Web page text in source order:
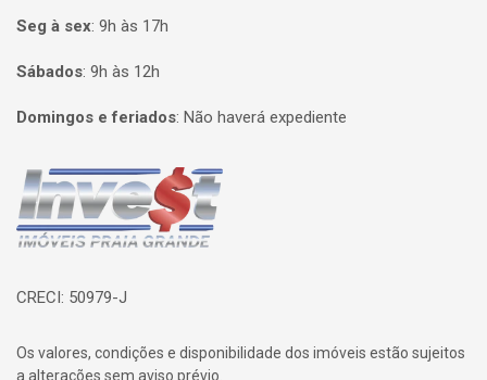
Seg à sex: 9h às 17h
Sábados: 9h às 12h
Domingos e feriados: Não haverá expediente
Página inicial
CRECI: 50979-J
Os valores, condições e disponibilidade dos imóveis estão sujeitos
a alterações sem aviso prévio.